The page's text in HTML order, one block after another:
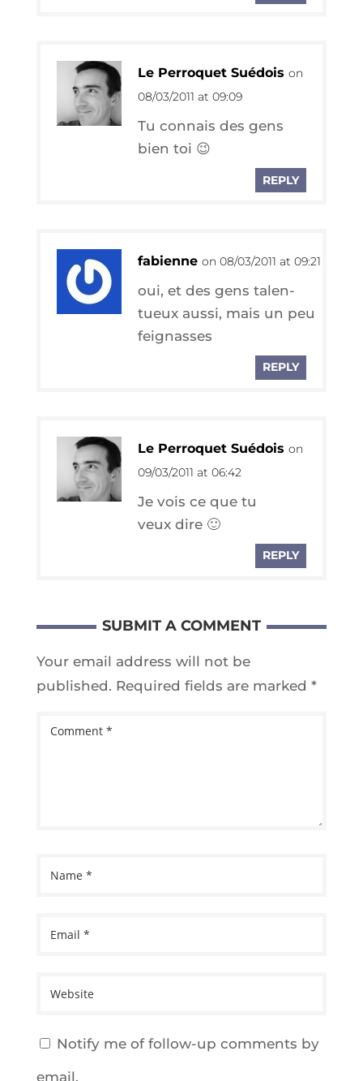
Le Perroquet Suédois on
08/03/2011 at 09:09
Tu connais des gens
bien toi 😉
REPLY
fabienne on 08/03/2011 at 09:21
oui, et des gens talen­
tueux aus­si, mais un peu
feignasses
REPLY
Le Perroquet Suédois on
09/03/2011 at 06:42
Je vois ce que tu
veux dire 🙂
REPLY
SUBMIT A COMMENT
Your email address will not be
published. Required fields are marked *
Notify me of follow-up comments by
email.